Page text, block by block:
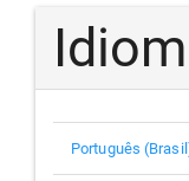
Português